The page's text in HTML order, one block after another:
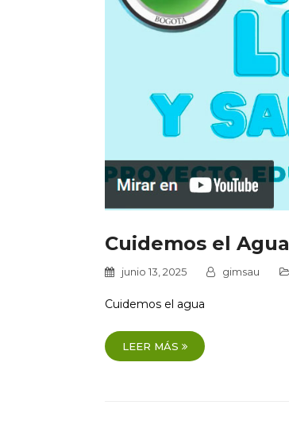
Cuidemos el Agua
junio 13, 2025 gimsau
Cuidemos el agua
LEER MÁS